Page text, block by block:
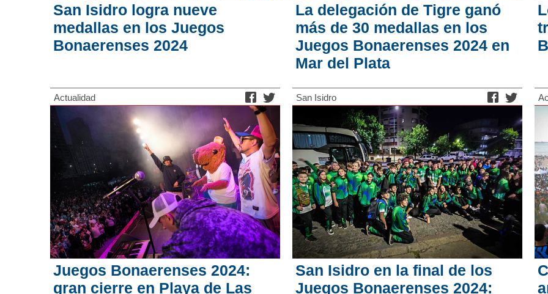
San Isidro logra nueve
medallas en los Juegos
Bonaerenses 2024
La delegación de Tigre ganó
más de 30 medallas en los
Juegos Bonaerenses 2024 en
Mar del Plata
Actualidad
Juegos Bonaerenses 2024:
gran cierre en Playa de Las
San Isidro
San Isidro en la final de los
Juegos Bonaerenses 2024: